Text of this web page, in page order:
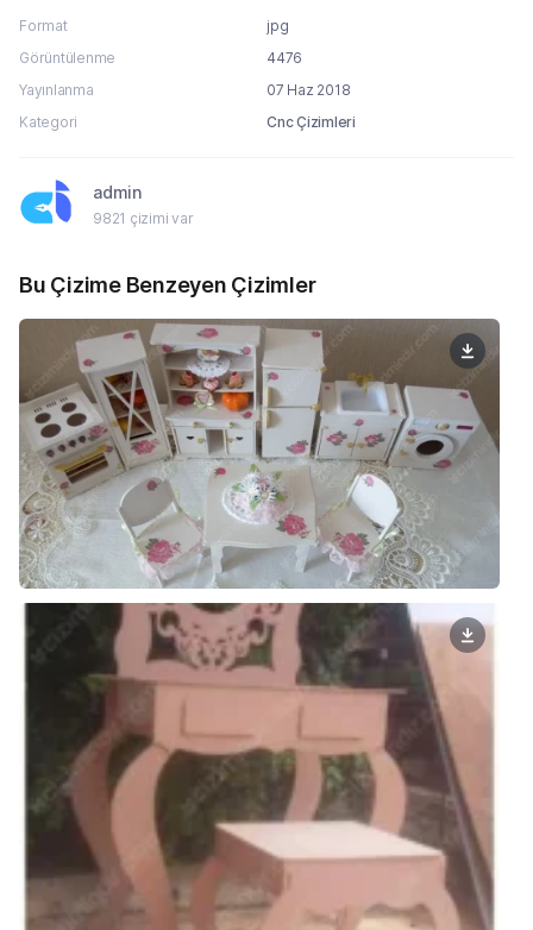
Format
jpg
Görüntülenme
4476
Yayınlanma
07 Haz 2018
Kategori
Cnc Çizimleri
admin
9821 çizimi var
Bu Çizime Benzeyen Çizimler